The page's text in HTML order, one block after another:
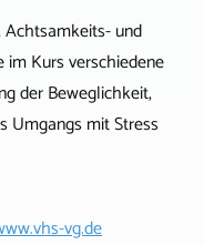
und
im Kurs verschiedene
der Beweglichkeit,
Umgangs mit Stress
vg.de